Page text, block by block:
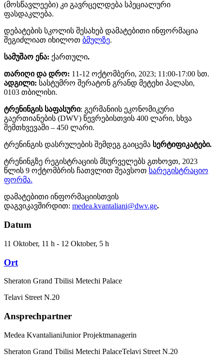
(მოსწავლეები) კი გავრცელდება სპეციალური
ფასდაკლება.
დებატების სკოლის შესახებ დამატებითი ინფორმაცია
შეგიძლიათ იხილოთ ბმულზე.
სამუშაო ენა: ქართული.
თარიღი და დრო: 11-12 ოქტომბერი, 2023; 11:00-17:00 სთ.
ადგილი: სასტუმრო შერატონ გრანდ მეტეხი პალასი,
0103 თბილისი.
ტრენინგის საფასური: გერმანიის ეკონომიკური
გაერთიანების (DWV) წევრებისთვის 400 ლარი, სხვა
შემთხვევაში – 450 ლარი.
ტრენინგის დასრულების შემდეგ გაიცემა სერტიფიკატები.
ტრენინგზე რეგისტრაციის მსურველებს გთხოვთ, 2023
წლის 9 ოქტომბრის ჩათვლით შეავსოთ სარეგისტრაციო
ფორმა.
დამატებითი ინფორმაციისთვის
დაგვიკავშირდით: medea.kvantaliani@dwv.ge.
Datum
11 Oktober, 11 h - 12 Oktober, 5 h
Ort
Sheraton Grand Tbilisi Metechi Palace
Telavi Street N.20
Ansprechpartner
Medea KvantalianiJunior Projektmanagerin
Sheraton Grand Tbilisi Metechi PalaceTelavi Street N.20